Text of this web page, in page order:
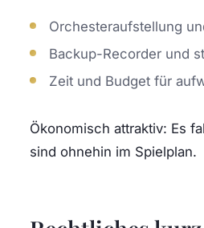
Orchesteraufstellung
Backup-Recorder und
Zeit und Budget für
Ökonomisch attraktiv: Es
sind ohnehin im Spielplan.